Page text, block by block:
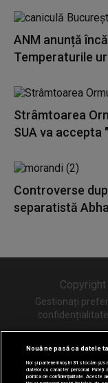
ANM anunță
Temperaturile
Strâmtoarea
SUA va accepta
Controverse
separatistă
Gestionați
confidențialitate
Nouă ne pasă ca datele
Noi și partenerii noștri31 stocăm și/
datelor cu caracter personal. Puteți
politica de confidențialitate. Aceste